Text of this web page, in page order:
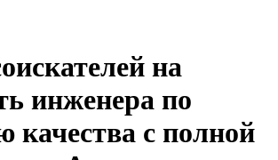
на
инженера по
качества с полной